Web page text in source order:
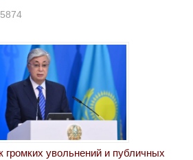
громких увольнений и публичных